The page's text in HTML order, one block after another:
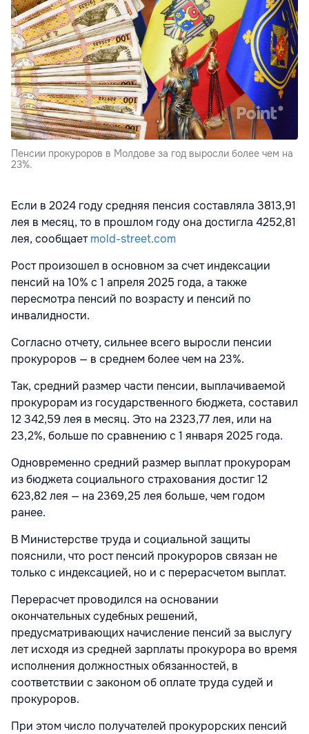
Пенсии прокуроров в Молдове за год выросли более чем на
23%.
Если в 2024 году средняя пенсия составляла 3813,91
лея в месяц, то в прошлом году она достигла 4252,81
лея, сообщаетmold-street.com
Рост произошел в основном за счет индексации
пенсий на 10% с 1 апреля 2025 года, а также
пересмотра пенсий по возрасту и пенсий по
инвалидности.
Согласно отчету, сильнее всего выросли пенсии
прокуроров — в среднем более чем на 23%.
Так, средний размер части пенсии, выплачиваемой
прокурорам из государственного бюджета, составил
12 342,59 лея в месяц. Это на 2323,77 лея, или на
23,2%, больше по сравнению с 1 января 2025 года.
Одновременно средний размер выплат прокурорам
из бюджета социального страхования достиг 12
623,82 лея — на 2369,25 лея больше, чем годом
ранее.
В Министерстве труда и социальной защиты
пояснили, что рост пенсий прокуроров связан не
только с индексацией, но и с перерасчетом выплат.
Перерасчет проводился на основании
окончательных судебных решений,
предусматривающих начисление пенсий за выслугу
лет исходя из средней зарплаты прокурора во время
исполнения должностных обязанностей, в
соответствии с законом об оплате труда судей и
прокуроров.
При этом число получателей прокурорских пенсий